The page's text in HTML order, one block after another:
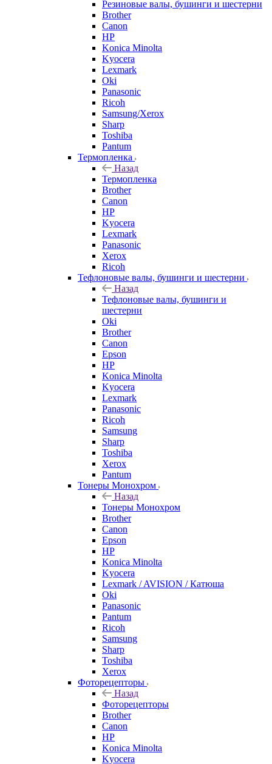
Резиновые валы, бушинги и шестерни
Brother
Canon
HP
Konica Minolta
Kyocera
Lexmark
Oki
Panasonic
Ricoh
Samsung/Xerox
Sharp
Toshiba
Pantum
Термопленка
Назад
Термопленка
Brother
Canon
HP
Kyocera
Lexmark
Panasonic
Xerox
Ricoh
Тефлоновые валы, бушинги и шестерни
Назад
Тефлоновые валы, бушинги и
шестерни
Oki
Brother
Canon
Epson
HP
Konica Minolta
Kyocera
Lexmark
Panasonic
Ricoh
Samsung
Sharp
Toshiba
Xerox
Pantum
Тонеры Монохром
Назад
Тонеры Монохром
Brother
Canon
Epson
HP
Konica Minolta
Kyocera
Lexmark / AVISION / Катюша
Oki
Panasonic
Pantum
Ricoh
Samsung
Sharp
Toshiba
Xerox
Фоторецепторы
Назад
Фоторецепторы
Brother
Canon
HP
Konica Minolta
Kyocera